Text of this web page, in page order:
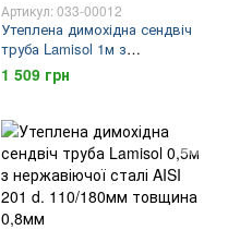
Артикул: 033-00012
Утеплена димохідна сендвіч
труба Lamisol 1м з
нержавіючої сталі AISI 201 d.
110/180мм товщина 1мм
1 509 грн